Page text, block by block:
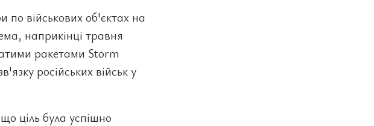
по військових об'єктах на
наприкінці травня
ракетами Storm
російських військ у
ціль була успішно